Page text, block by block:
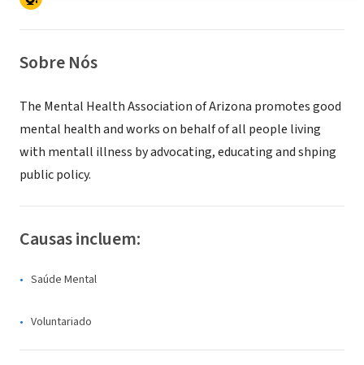
Sobre Nós
The Mental Health Association of Arizona promotes good
mental health and works on behalf of all people living
with mentall illness by advocating, educating and shping
public policy.
Causas incluem:
Saúde Mental
Voluntariado